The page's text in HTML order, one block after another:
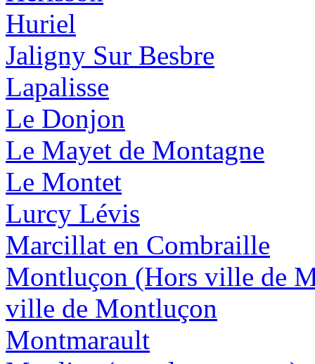
Huriel
Jaligny Sur Besbre
Lapalisse
Le Donjon
Le Mayet de Montagne
Le Montet
Lurcy Lévis
Marcillat en Combraille
Montluçon (Hors ville de
ville de Montluçon
Montmarault